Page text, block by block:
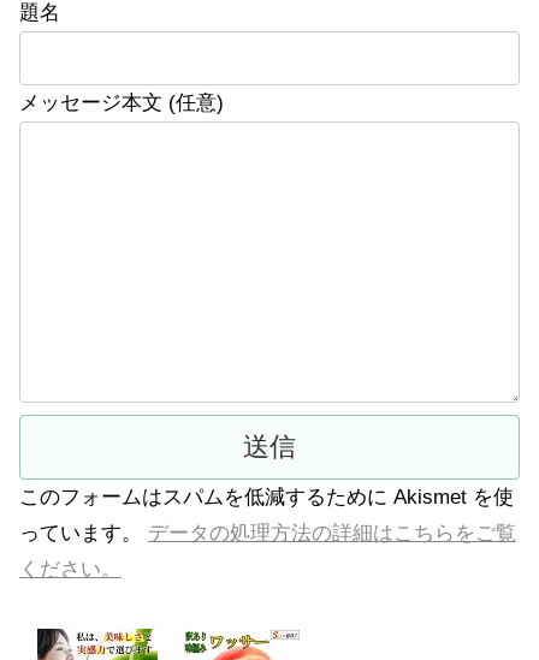
題名
メッセージ本文 (任意)
このフォームはスパムを低減するために Akismet を使
っています。 データの処理方法の詳細はこちらをご覧
ください。